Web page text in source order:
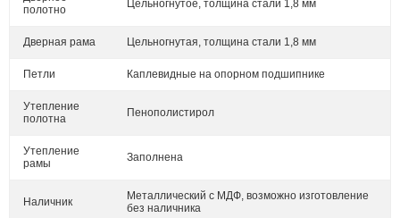
полотно
Цельногнутое, толщина стали 1,8 мм
Дверная рама Цельногнутая, толщина стали 1,8 мм
Петли Каплевидные на опорном подшипнике
Утепление
полотна
Пенополистирол
Утепление
рамы
Заполнена
Наличник
Металлический с МДФ, возможно изготовление
без наличника